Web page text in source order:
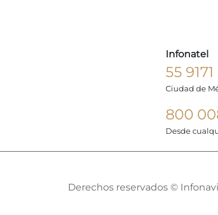
Infonatel
55
Ciudad de
800
Desde
Derechos reservados ©